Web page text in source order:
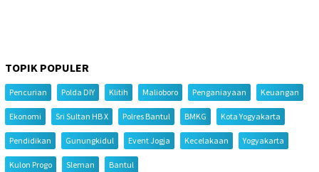
TOPIK POPULER
Pencurian Polda DIY Klitih Malioboro Penganiayaan Keuangan
Ekonomi Sri Sultan HB X Polres Bantul BMKG Kota Yogyakarta
Pendidikan Gunungkidul Event Jogja Kecelakaan Yogyakarta
Kulon Progo Sleman Bantul